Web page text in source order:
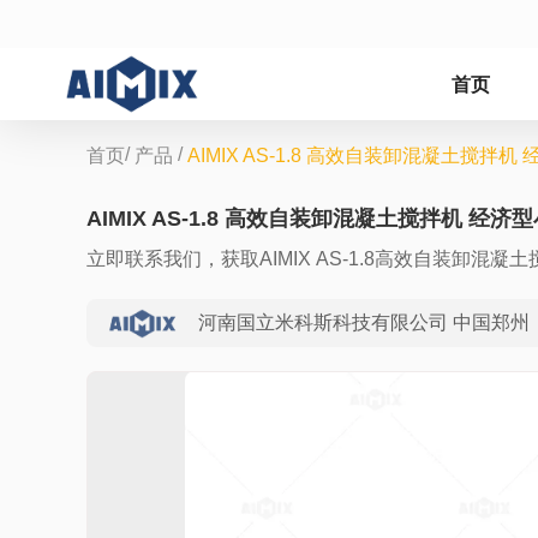
首页
首页/ 产品 / AIMIX AS-1.8 高效自装卸混凝土搅拌机
AIMIX AS-1.8 高效自装卸混凝土搅拌机 经济
立即联系我们，获取AIMIX AS-1.8高效自装卸混凝
河南国立米科斯科技有限公司 中国郑州